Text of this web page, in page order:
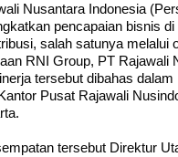
Nusantara Indonesia
pencapaian bisnis di
salah satunya melalui
RNI Group, PT Rajawali
tersebut dibahas dalam
Pusat Rajawali
tersebut Direktur